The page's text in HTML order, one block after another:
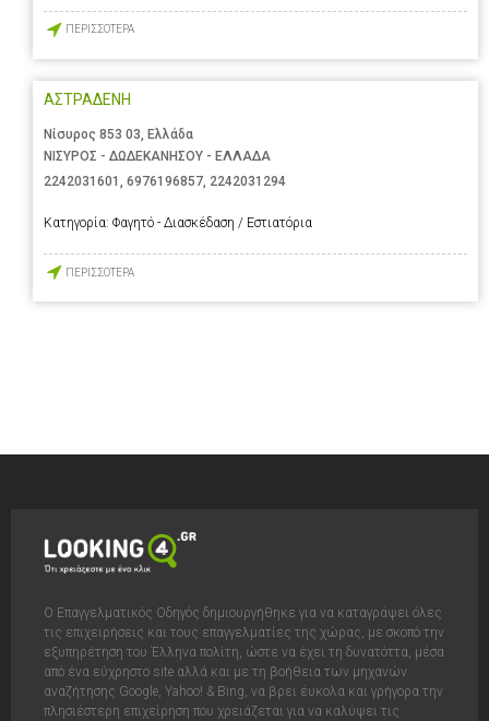
ΠΕΡΙΣΣΟΤΕΡΑ
ΑΣΤΡΑΔΕΝΗ
Νίσυρος 853 03, Ελλάδα
ΝΙΣΥΡΟΣ - ΔΩΔΕΚΑΝΗΣΟΥ - ΕΛΛΑΔΑ
2242031601 , 6976196857, 2242031294
Κατηγορία: Φαγητό - Διασκέδαση / Εστιατόρια
ΠΕΡΙΣΣΟΤΕΡΑ
Ο Επαγγελματικός Οδηγός δημιουργήθηκε για να καταγράψει όλες
τις επιχειρήσεις και τους επαγγελματίες της χώρας, με σκοπό την
εξυπηρέτηση του Έλληνα πολίτη, ώστε να έχει τη δυνατόττα, μέσα
από ένα εύχρηστο site αλλά και με τη βοήθεια των μηχανών
αναζήτησης Google, Yahoo! & Bing, να βρει έυκολα και γρήγορα την
πλησιέστερη επιχείρηση που χρειάζεται για να καλύψει τις